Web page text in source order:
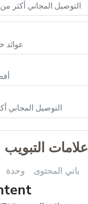
عوائد
التوصيل المجاني أكثر من
التوصيل المجاني أكثر من 100 دولار
علامات التبويب
وحدة باني المحتوى